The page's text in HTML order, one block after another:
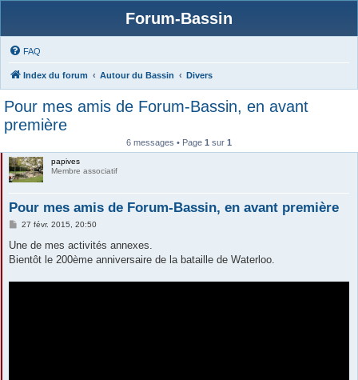
Forum-Bassin
FAQ
Index du forum Autour du Bassin Divers
Pour mes amis de Forum-Bassin, en avant
première
6 messages • Page 1 sur 1
papives
Membre associatif
Pour mes amis de Forum-Bassin, en avant première
M
s
a
e
27 févr. 2015, 20:50
Une de mes activités annexes.
Bientôt le 200ème anniversaire de la bataille de Waterloo.